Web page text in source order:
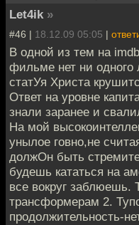
Let4ik »
#46 | 18.12.09 05:05 |
В одной из тем на
фильме нет ни одного
статУя Христа
Ответ на уровне
знали заранее и
На мой
унылое говно,не
должОн быть
будешь кататься на
все вокруг заблюешь.
трансформерам 2.
продолжительность-